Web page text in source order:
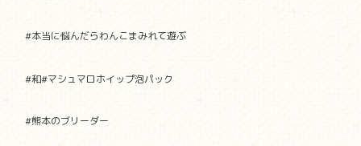
#本当に悩んだらわんこまみれて遊ぶ
#和#マシュマロホイップ泡パック
#熊本のブリーダー